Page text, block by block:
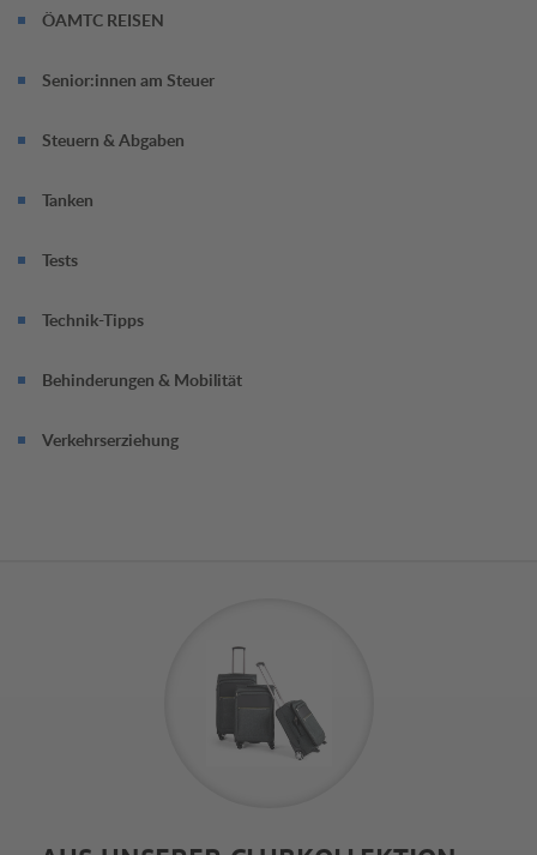
ÖAMTC REISEN
Senior:innen am Steuer
Steuern & Abgaben
Tanken
Tests
Technik-Tipps
Behinderungen & Mobilität
Verkehrserziehung